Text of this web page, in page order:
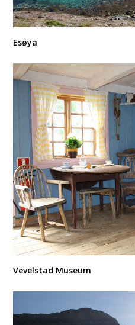
Esøya
Vevelstad Museum